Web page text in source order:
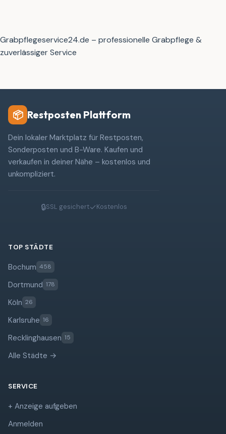
Grabpflegeservice24.de – professionelle Grabpflege &
zuverlässiger Service
📦 Restposten Plattform
Dein lokaler Marktplatz für Restposten,
Sonderposten und B-Ware. Kaufen und
verkaufen in deiner Nähe – kostenlos und
unkompliziert.
🔒SSL gesichert✓Kostenlos
TOP STÄDTE
Bochum 458
Dortmund 178
Köln 26
Karlsruhe 16
Recklinghausen 15
Alle Städte →
SERVICE
+ Anzeige aufgeben
Anmelden